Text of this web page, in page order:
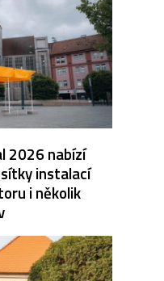
2026 nabízí
instalací
i několik